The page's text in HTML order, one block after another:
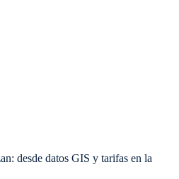
desde datos GIS y tarifas en la